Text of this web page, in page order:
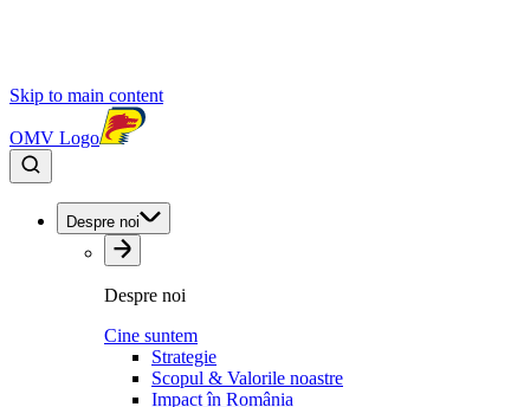
Skip to main content
OMV Logo
Despre noi
Despre noi
Cine suntem
Strategie
Scopul & Valorile noastre
Impact în România